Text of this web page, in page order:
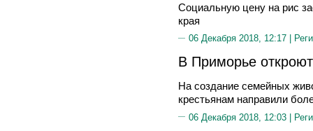
Социальную цену на рис
края
06 Декабря 2018, 12:17 |
В Приморье
На создание семейных
крестьянам направили
06 Декабря 2018, 12:03 |